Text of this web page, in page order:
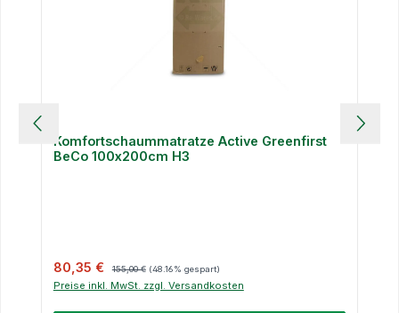
Komfortschaummatratze Active Greenfirst
BeCo 100x200cm H3
Verkaufspreis:
80,35 € 155,00 € (48.16% gespart)
Preise inkl. MwSt. zzgl. Versandkosten